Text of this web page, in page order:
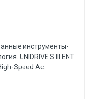
инструменты-
UNIDRIVE S III ENT
Speed Ac...